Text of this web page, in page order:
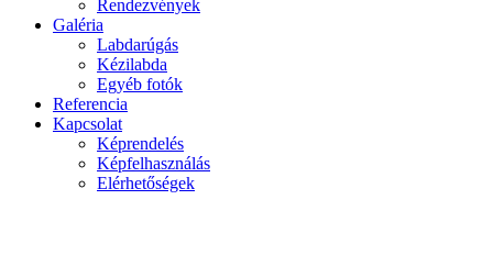
Rendezvények
Galéria
Labdarúgás
Kézilabda
Egyéb fotók
Referencia
Kapcsolat
Képrendelés
Képfelhasználás
Elérhetőségek